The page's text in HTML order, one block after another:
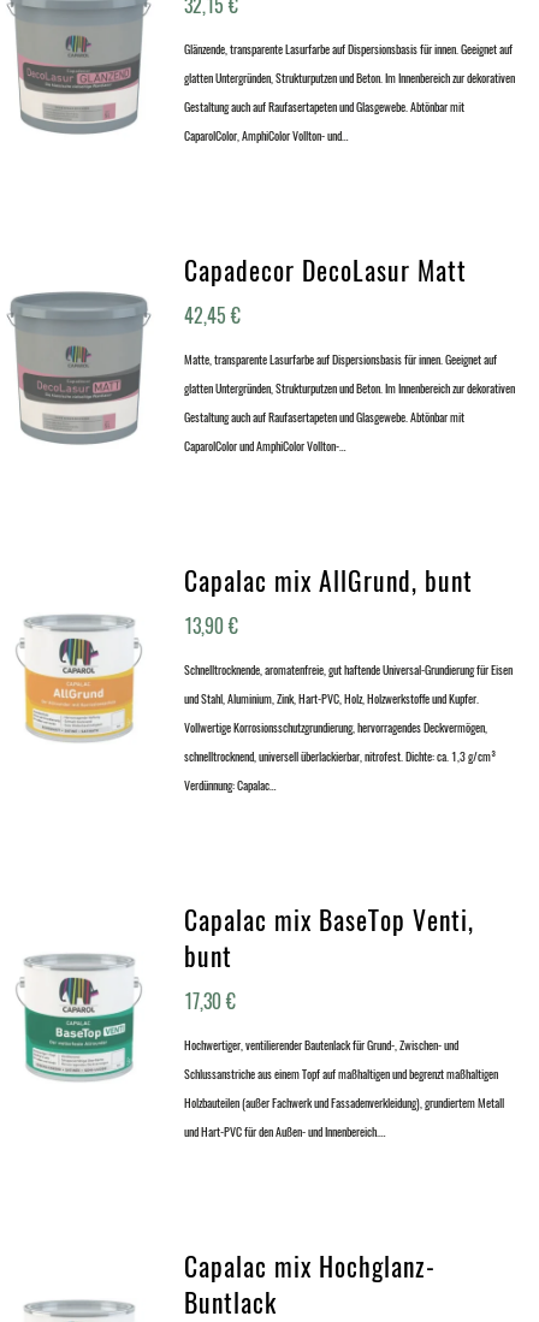
Glänzende, transparente Lasurfarbe auf Dispersionsbasis für innen. Geeignet auf
glatten Untergründen, Strukturputzen und Beton. Im Innenbereich zur dekorativen
Gestaltung auch auf Raufasertapeten und Glasgewebe. Abtönbar mit
CaparolColor, AmphiColor Vollton- und…
Capadecor DecoLasur Matt
42,45€
Matte, transparente Lasurfarbe auf Dispersionsbasis für innen. Geeignet auf
glatten Untergründen, Strukturputzen und Beton. Im Innenbereich zur dekorativen
Gestaltung auch auf Raufasertapeten und Glasgewebe. Abtönbar mit
CaparolColor und AmphiColor Vollton-…
Capalac mix AllGrund, bunt
13,90€
Schnelltrocknende, aromatenfreie, gut haftende Universal-Grundierung für Eisen
und Stahl, Aluminium, Zink, Hart-PVC, Holz, Holzwerkstoffe und Kupfer.
Vollwertige Korrosionsschutzgrundierung, hervorragendes Deckvermögen,
schnelltrocknend, universell überlackierbar, nitrofest. Dichte: ca. 1,3 g/cm³
Verdünnung: Capalac…
Capalac mix BaseTop Venti,
bunt
17,30€
Hochwertiger, ventilierender Bautenlack für Grund-, Zwischen- und
Schlussanstriche aus einem Topf auf maßhaltigen und begrenzt maßhaltigen
Holzbauteilen (außer Fachwerk und Fassadenverkleidung), grundiertem Metall
und Hart-PVC für den Außen- und Innenbereich.…
Capalac mix Hochglanz-
Buntlack